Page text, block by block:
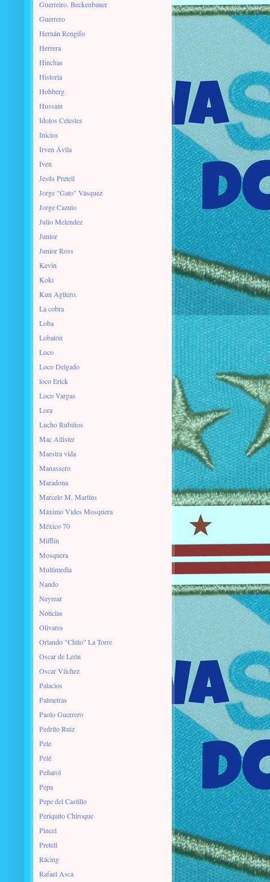
Guerreiro. Beckenbauer
Guerrero
Hernán Rengifo
Herrera
Hinchas
Historia
Hohberg
Hussain
Idolos Celestes
Inicios
Irven Ávila
Iven
Jesús Pretell
Jorge "Gato" Vásquez
Jorge Cazulo
Julio Melendez
Junior
Junior Ross
Kevin
Koki
Kun Agüero.
La cobra
Loba
Lobatón
Loco
Loco Delgado
loco Erick
Loco Vargas
Lora
Lucho Rubiños
Mac Allister
Maestra vida
Manassero
Maradona
Marcelo M. Martins
Máximo Vides Mosquera
México 70
Mifflin
Mosquera
Multimedia
Nando
Neymar
Noticias
Olivares
Orlando "Chito" La Torre
Oscar de León
Oscar Vilchez
Palacios
Palmeiras
Paolo Guerrero
Pedrito Ruiz
Pele
Pelé
Peñarol
Pepa
Pepe del Castillo
Periquito Chiroque
Pincel
Pretell
Rácing
Rafael Asca